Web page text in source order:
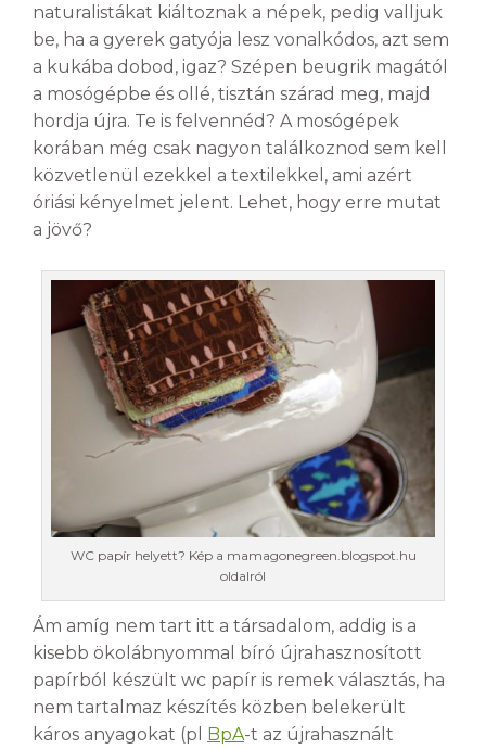
naturalistákat kiáltoznak a népek, pedig valljuk
be, ha a gyerek gatyója lesz vonalkódos, azt sem
a kukába dobod, igaz? Szépen beugrik magától
a mosógépbe és ollé, tisztán szárad meg, majd
hordja újra. Te is felvennéd? A mosógépek
korában még csak nagyon találkoznod sem kell
közvetlenül ezekkel a textilekkel, ami azért
óriási kényelmet jelent. Lehet, hogy erre mutat
a jövő?
WC papír helyett? Kép a mamagonegreen.blogspot.hu
oldalról
Ám amíg nem tart itt a társadalom, addig is a
kisebb ökolábnyommal bíró újrahasznosított
papírból készült wc papír is remek választás, ha
nem tartalmaz készítés közben belekerült
káros anyagokat (pl BpA-t az újrahasznált